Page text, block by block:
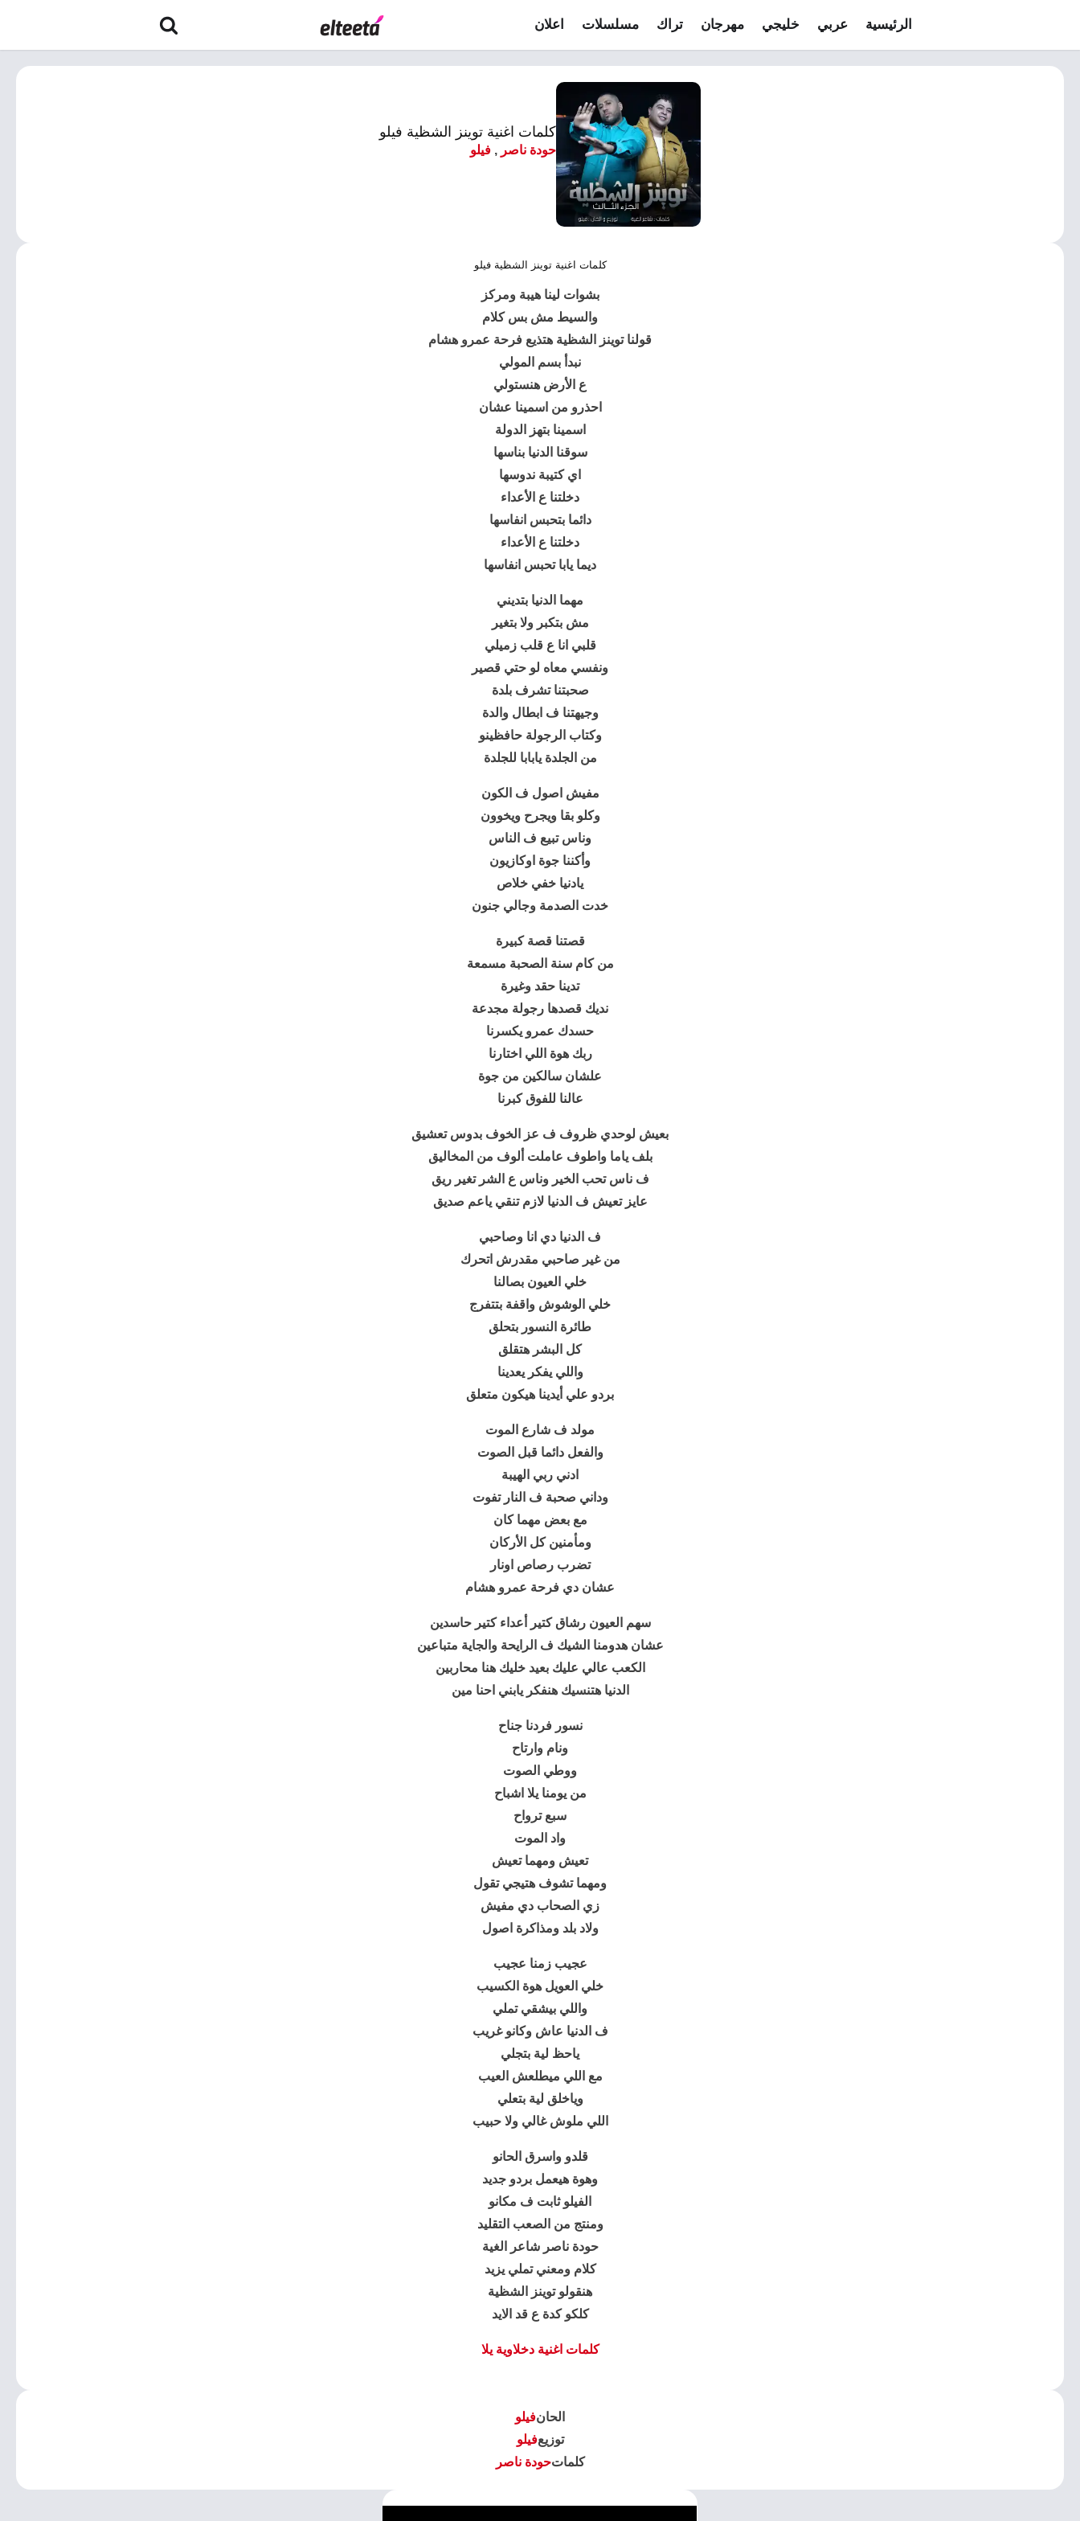
الرئيسية عربي خليجي مهرجان تراك مسلسلات اعلان
كلمات اغنية توينز الشظية فيلو
حودة ناصر , فيلو
كلمات اغنية توينز الشظية فيلو
بشوات لينا هيبة ومركز
والسيط مش بس كلام
قولنا توينز الشظية هتذيع فرحة عمرو هشام
نبدأ بسم المولي
ع الأرض هنستولي
احذرو من اسمينا عشان
اسمينا بتهز الدولة
سوقنا الدنيا بناسها
اي كتيبة ندوسها
دخلتنا ع الأعداء
دائما بتحبس انفاسها
دخلتنا ع الأعداء
ديما يابا تحبس انفاسها
مهما الدنيا بتديني
مش بتكبر ولا بتغير
قلبي انا ع قلب زميلي
ونفسي معاه لو حتي قصير
صحبتنا تشرف بلدة
وجيهتنا ف ابطال والدة
وكتاب الرجولة حافظينو
من الجلدة يابابا للجلدة
مفيش اصول ف الكون
وكلو بقا ويجرح ويخوون
وناس تبيع ف الناس
وأكننا جوة اوكازيون
يادنيا خفي خلاص
خدت الصدمة وجالي جنون
قصتنا قصة كبيرة
من كام سنة الصحبة مسمعة
تدينا حقد وغيرة
نديك قصدها رجولة مجدعة
حسدك عمرو يكسرنا
ربك هوة اللي اختارنا
علشان سالكين من جوة
عالنا للفوق كبرنا
بعيش لوحدي ظروف ف عز الخوف بدوس تعشيق
بلف ياما واطوف عاملت ألوف من المخاليق
ف ناس تحب الخير وناس ع الشر تغير ريق
عايز تعيش ف الدنيا لازم تنقي ياعم صديق
ف الدنيا دي انا وصاحبي
من غير صاحبي مقدرش اتحرك
خلي العيون بصالنا
خلي الوشوش واقفة بتتفرج
طائرة النسور بتحلق
كل البشر هتقلق
واللي يفكر يعدينا
بردو علي أيدينا هيكون متعلق
مولد ف شارع الموت
والفعل دائما قبل الصوت
ادني ربي الهيبة
وداني صحبة ف النار تفوت
مع بعض مهما كان
ومأمنين كل الأركان
تضرب رصاص اونار
عشان دي فرحة عمرو هشام
سهم العيون رشاق كتير أعداء كتير حاسدين
عشان هدومنا الشيك ف الرايحة والجاية متباعين
الكعب عالي عليك بعيد خليك هنا محاربين
الدنيا هتنسيك هنفكر يابني احنا مين
نسور فردنا جناح
ونام وارتاح
ووطي الصوت
من يومنا يلا اشباح
سبع ترواح
واد الموت
تعيش ومهما تعيش
ومهما تشوف هتيجي تقول
زي الصحاب دي مفيش
ولاد بلد ومذاكرة اصول
عجيب زمنا عجيب
خلي العويل هوة الكسيب
واللي بيشقي تملي
ف الدنيا عاش وكانو غريب
ياحظ لية بتجلي
مع اللي ميطلعش العيب
وياخلق لية بتعلي
اللي ملوش غالي ولا حبيب
قلدو واسرق الحانو
وهوة هيعمل بردو جديد
الفيلو ثابت ف مكانو
ومنتج من الصعب التقليد
حودة ناصر شاعر الغية
كلام ومعني تملي يزيد
هنقولو توينز الشظية
كلكو كدة ع قد الايد
كلمات اغنية دخلاوية يلا
الحانفيلو
توزيعفيلو
كلماتحودة ناصر